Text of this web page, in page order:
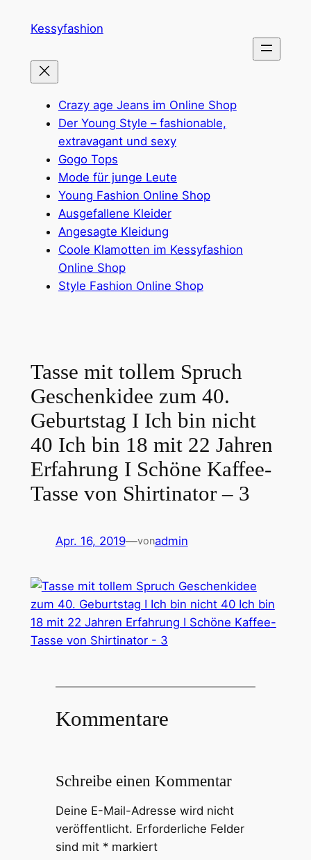
InhaltKessyfashion
Crazy age Jeans im Online Shop
Der Young Style – fashionable,
extravagant und sexy
Gogo Tops
Mode für junge Leute
Young Fashion Online Shop
Ausgefallene Kleider
Angesagte Kleidung
Coole Klamotten im Kessyfashion
Online Shop
Style Fashion Online Shop
Tasse mit tollem Spruch
Geschenkidee zum 40.
Geburtstag I Ich bin nicht
40 Ich bin 18 mit 22 Jahren
Erfahrung I Schöne Kaffee-
Tasse von Shirtinator – 3
Apr. 16, 2019—vonadmin
Kommentare
Schreibe einen Kommentar
Deine E-Mail-Adresse wird nicht
veröffentlicht. Erforderliche Felder
sind mit *markiert